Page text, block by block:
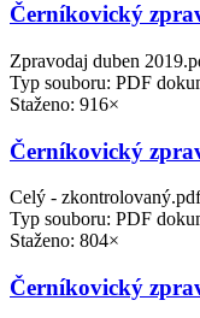
Černíkovický
Zpravodaj duben
Typ souboru: PDF
Staženo: 916×
Černíkovický
Celý - zkontrolovaný.pdf
Typ souboru: PDF
Staženo: 804×
Černíkovický